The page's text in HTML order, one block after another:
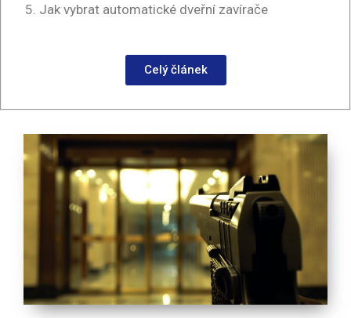
5. Jak vybrat automatické dveřní zavírače
Celý článek